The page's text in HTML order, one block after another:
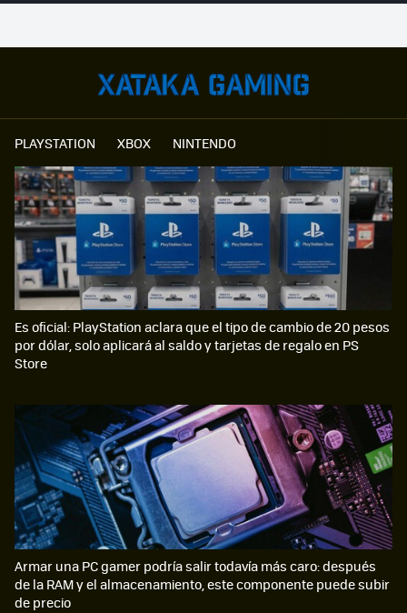
PLAYSTATION XBOX NINTENDO
Es oficial: PlayStation aclara que el tipo de cambio de 20 pesos
por dólar, solo aplicará al saldo y tarjetas de regalo en PS
Store
Armar una PC gamer podría salir todavía más caro: después
de la RAM y el almacenamiento, este componente puede subir
de precio